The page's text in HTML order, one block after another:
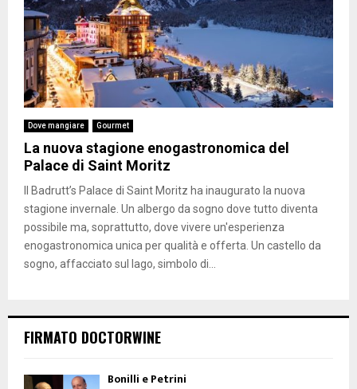
Dove mangiare Gourmet
La nuova stagione enogastronomica del
Palace di Saint Moritz
Il Badrutt’s Palace di Saint Moritz ha inaugurato la nuova
stagione invernale. Un albergo da sogno dove tutto diventa
possibile ma, soprattutto, dove vivere un'esperienza
enogastronomica unica per qualità e offerta. Un castello da
sogno, affacciato sul lago, simbolo di...
FIRMATO DOCTORWINE
Bonilli e Petrini